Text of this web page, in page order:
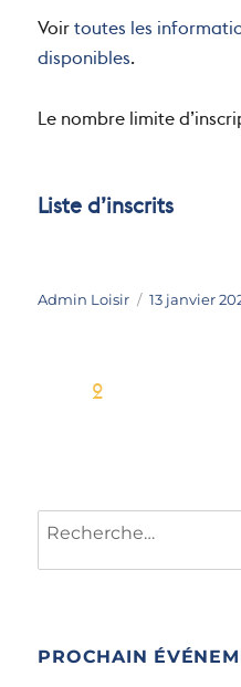
Voirtoutes les
disponibles.
Le nombre limite
Liste d’inscrits
Auteur
Admin Loisir
Publié
13 janvier
Pagination
PAGE2
Recherche
PROCHAIN